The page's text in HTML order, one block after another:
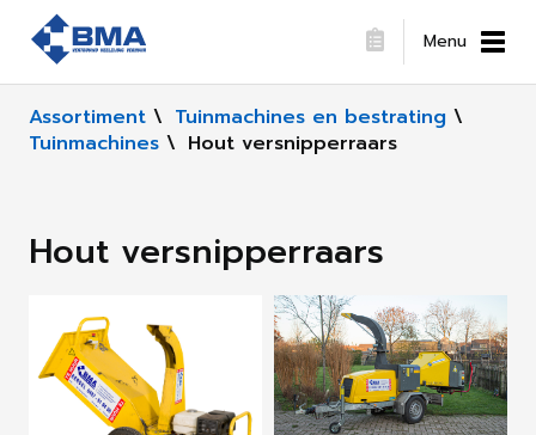
Menu
Assortiment \ Tuinmachines en bestrating \
Tuinmachines \ Hout versnipperraars
Hout versnipperraars